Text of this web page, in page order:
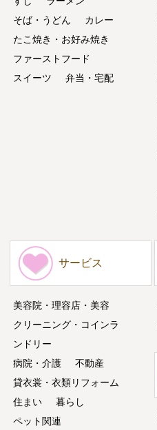
そば・うどん
カレー
たこ焼き・お好み焼き
ファーストフード
スイーツ
弁当・宅配
サービス
美容院・理容店・美容
クリーニング・コインラ
ンドリー
病院・介護
不動産
貸衣裳・衣類リフォーム
住まい
暮らし
ペット関連